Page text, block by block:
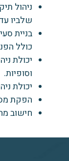
ניהול
שלביו
בניית
כולל
יכולת
וסופיות.
יכולת
הפקת
חישוב